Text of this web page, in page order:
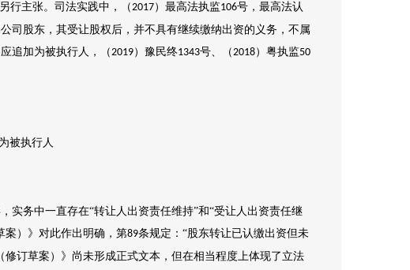
行主张。司法实践中，（2017）最高法执监106号，最高法认
司股东，其受让股权后，并不具有继续缴纳出资的义务，不属
追加为被执行人，（2019）豫民终1343号、（2018）粤执监50
被执行人
实务中一直存在“转让人出资责任维持”和“受让人出资责任继
案）》对此作出明确，第89条规定：“股东转让已认缴出资但未
订草案）》尚未形成正式文本，但在相当程度上体现了立法